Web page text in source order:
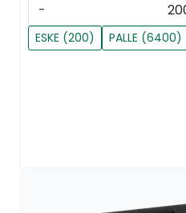
-
ESKE (200) PALLE (6400)